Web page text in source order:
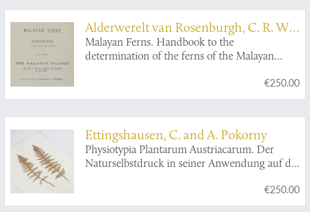
Alderwerelt van Rosenburgh, C. R. W.
K. van
Malayan Ferns. Handbook to the
determination of the ferns of the Malayan
Correcting sheet.
€250.00
Ettingshausen, C. and A. Pokorny
Physiotypia Plantarum Austriacarum. Der
Naturselbstdruck in seiner Anwendung auf die
Kaiserstaates, mit besonderer Berücksichtigung
der Nervation in den Flächenorganen der
€250.00